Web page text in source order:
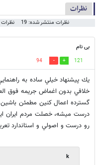
نظرات
نظرات منتشر شده: 19 نظرات
بی نام
121
94
يك پيشنهاد خيلي ساده به
خلافي بدون اغماض جريمه فوق
گسترده اعمال كنين مطمئن
درست ميشه، خصلت مردم ايران
رو درست و اصولي و استاندارد
k